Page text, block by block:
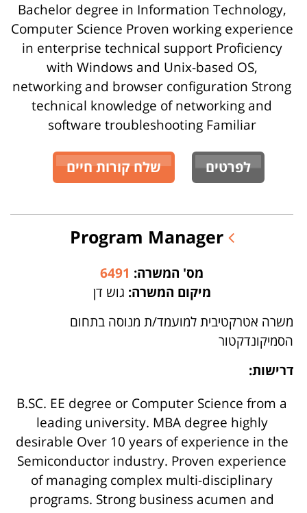
Bachelor degree in Information Technology,
Computer Science Proven working experience
in enterprise technical support Proficiency
with Windows and Unix-based OS,
networking and browser configuration Strong
technical knowledge of networking and
software troubleshooting Familiar
לפרטים שלח קורות חיים
Program Manager
מס' המשרה: 6491
מיקום המשרה: גוש דן
משרה אטרקטיבית למועמד/ת מנוסה בתחום
הסמיקונדקטור
דרישות:
B.SC. EE degree or Computer Science from a
leading university. MBA degree highly
desirable Over 10 years of experience in the
Semiconductor industry. Proven experience
of managing complex multi-disciplinary
programs. Strong business acumen and